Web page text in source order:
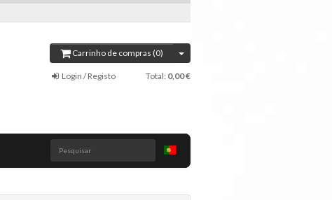
Carrinho de compras (0)
Login / Registo Total: 0,00 €
Pesquisar